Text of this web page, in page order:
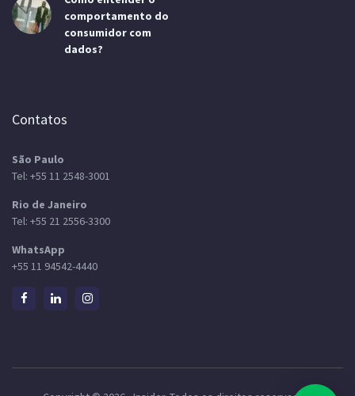
comportamento do
consumidor com
dados?
Contatos
São Paulo
Tel: +55 11 2548-3001
Rio de Janeiro
Tel: +55 21 2556-3300
WhatsApp
+55 11 94542-4440